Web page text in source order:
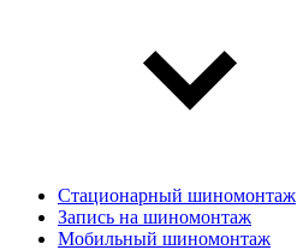
Стационарный шиномонтаж
Запись на шиномонтаж
Мобильный шиномонтаж